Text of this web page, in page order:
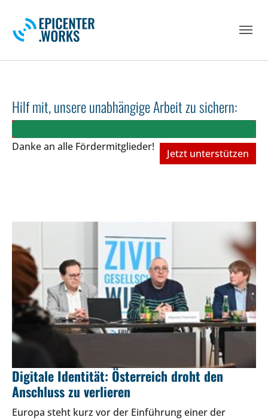
Hilf mit, unsere unabhängige Arbeit zu sichern:
Danke an alle Fördermitglieder!
Jetzt unterstützen
Digitale Identität: Österreich droht den
Anschluss zu verlieren
Europa steht kurz vor der Einführung einer der